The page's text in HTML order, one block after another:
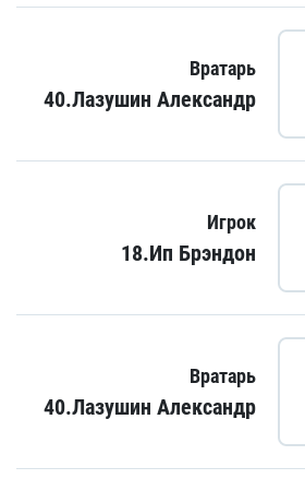
Вратарь
40.Лазушин Александр
Игрок
18.Ип Брэндон
Вратарь
40.Лазушин Александр